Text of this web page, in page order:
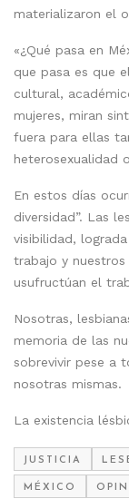
materializaron el
«¿Qué pasa en
que pasa es que
cultural,
mujeres, miran
fuera para ellas
heterosexualidad
En estos días
diversidad”. Las
visibilidad,
trabajo y
usufructúan el
Nosotras,
memoria de las
sobrevivir pese a
nosotras mismas.
La existencia
JUSTICIA
MÉXICO